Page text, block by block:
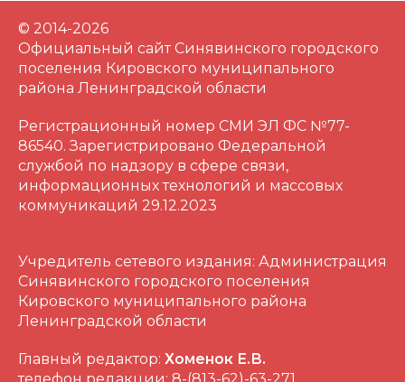
© 2014-2026
Официальный сайт Синявинского городского
поселения Кировского муниципального
района Ленинградской области
Регистрационный номер СМИ ЭЛ ФС №77-
86540. Зарегистрировано Федеральной
службой по надзору в сфере связи,
информационных технологий и массовых
коммуникаций 29.12.2023
Учредитель сетевого издания: Администрация
Синявинского городского поселения
Кировского муниципального района
Ленинградской области
Главный редактор: Хоменок Е.В.